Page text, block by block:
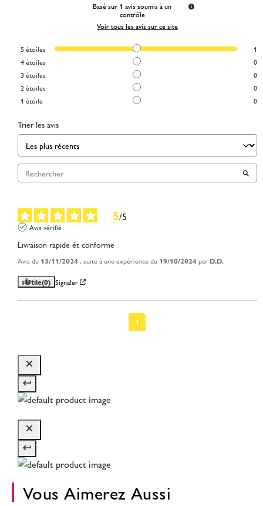
Basé sur 1 avis soumis à un
contrôle
Voir tous les avis sur ce site
5étoiles
1
4étoiles
0
3 étoiles
0
2étoiles
0
1 étoile 0
Trier les avis
5/5
Avis vérifié
Livraison rapide ét conforme
Avis du 13/11/2024, suite à une expérience du 19/10/2024par D.D.
Utile(0) Signaler
1
Vous Aimerez Aussi